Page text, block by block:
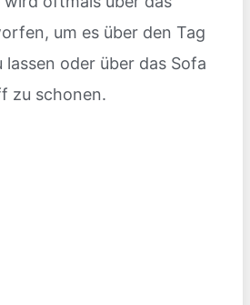
um es über den Tag
oder über das Sofa
zu schonen.